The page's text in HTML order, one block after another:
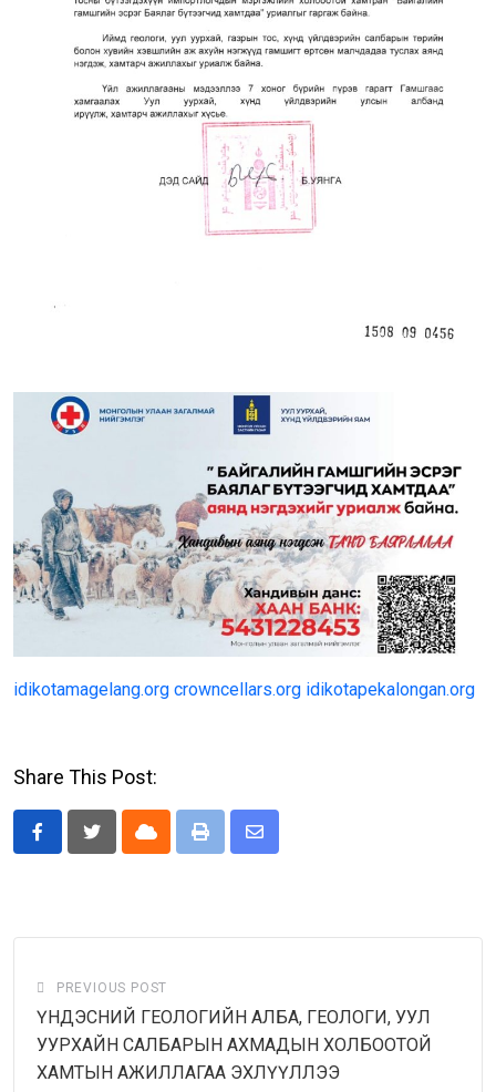
idikotamagelang.org crowncellars.org idikotapekalongan.org
Share This Post:
Cloud Print
Share
PREVIOUS POST
ҮНДЭСНИЙ ГЕОЛОГИЙН АЛБА, ГЕОЛОГИ, УУЛ
УУРХАЙН САЛБАРЫН АХМАДЫН ХОЛБООТОЙ
ХАМТЫН АЖИЛЛАГАА ЭХЛҮҮЛЛЭЭ